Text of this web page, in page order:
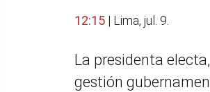
12:15 | Lima, jul. 9.
La presidenta
gestión